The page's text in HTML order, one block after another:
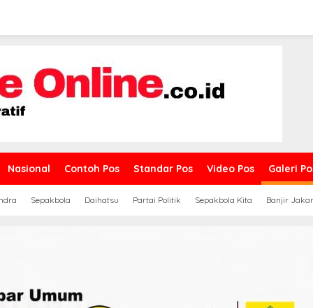
Nasional Contoh Pos Standar Pos Video Pos Galeri
Sepakbola Daihatsu Partai Politik Sepakbola Kita Banjir